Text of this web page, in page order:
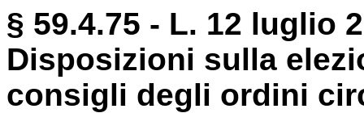
§ 59.4.75 - L. 12 luglio
Disposizioni sulla
consigli degli ordini